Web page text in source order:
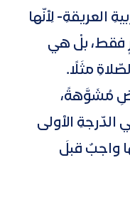
العريقةِ- لِأنّها
فقط، بلْ هي
مثَلًا.
مُشَوَّهةً،
الأولى
واجبٌ قبلَ